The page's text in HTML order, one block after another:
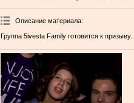
Описание материала:
Группа 5ivesta Family готовится к призыву.